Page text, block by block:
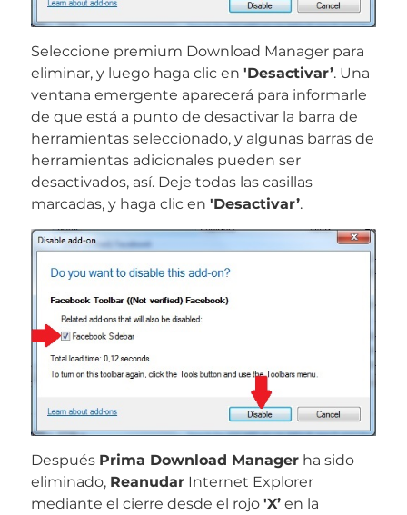
Seleccione premium Download Manager para
eliminar, y luego haga clic en 'Desactivar’. Una
ventana emergente aparecerá para informarle
de que está a punto de desactivar la barra de
herramientas seleccionado, y algunas barras de
herramientas adicionales pueden ser
desactivados, así. Deje todas las casillas
marcadas, y haga clic en 'Desactivar’.
Después Prima Download Managerha sido
eliminado, ReanudarInternet Explorer
mediante el cierre desde el rojo 'X’en la